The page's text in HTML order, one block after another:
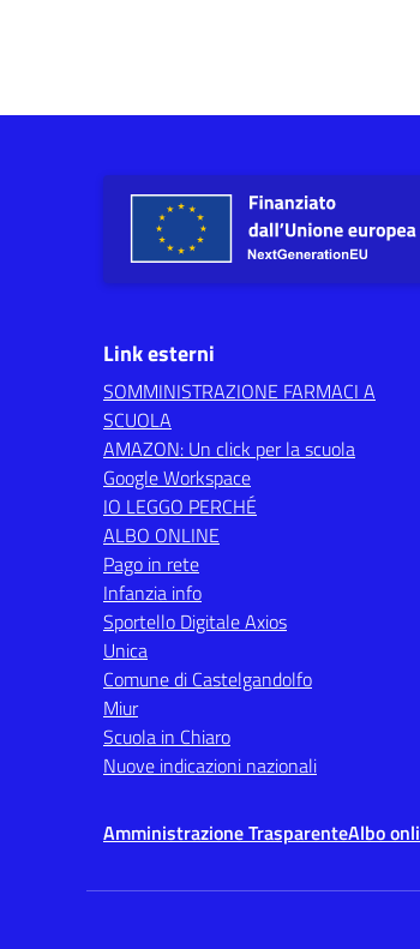
Link esterni
SOMMINISTRAZIONE FARMACI A
SCUOLA
AMAZON: Un click per la scuola
Google Workspace
IO LEGGO PERCHÉ
ALBO ONLINE
Pago in rete
Infanzia info
Sportello Digitale Axios
Unica
Comune di Castelgandolfo
Miur
Scuola in Chiaro
Nuove indicazioni nazionali
Amministrazione TrasparenteAlbo